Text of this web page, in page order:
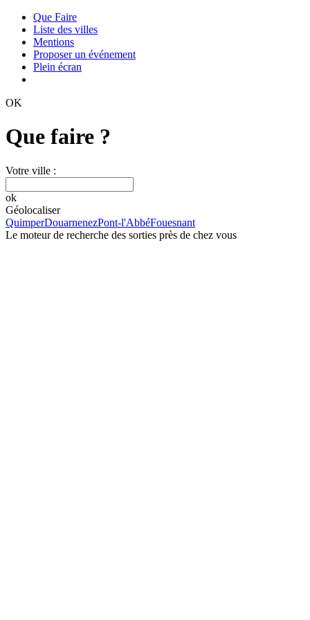
Que Faire
Liste des villes
Mentions
Proposer un événement
Plein écran
OK
Que faire ?
Votre ville :
ok
Géolocaliser
QuimperDouarnenezPont-l'AbbéFouesnant
Le moteur de recherche des sorties près de chez vous